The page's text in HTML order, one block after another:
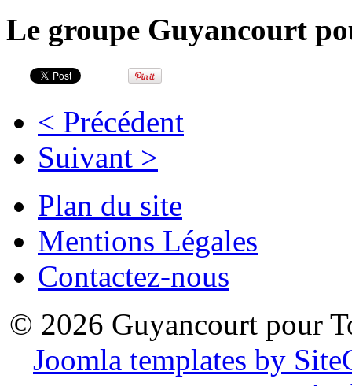
Le groupe Guyancourt
< Précédent
Suivant >
Plan du site
Mentions Légales
Contactez-nous
© 2026 Guyancourt pour
Joomla templates by